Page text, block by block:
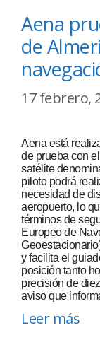
Aena
de
17 febrero,
Aena está
de prueba con
satélite
piloto podrá
necesidad de
aeropuerto, lo
términos de
Europeo de
y facilita el
posición tanto
precisión de
aviso que
Leer más